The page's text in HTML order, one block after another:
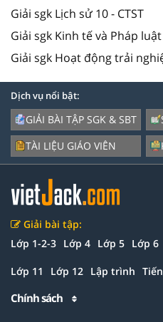
Giải sgk Lịch sử 10 - CTST
Giải sgk Kinh tế và Pháp luật
Giải sgk Hoạt động trải
Dịch vụ nổi bật:
GIẢI BÀI TẬP SGK & SBT
TÀI LIỆU GIÁO VIÊN
Giải bài tập:
Lớp 1-2-3 Lớp 4 Lớp 5 Lớp 6
Lớp 11 Lớp 12 Lập trình
Chính sách